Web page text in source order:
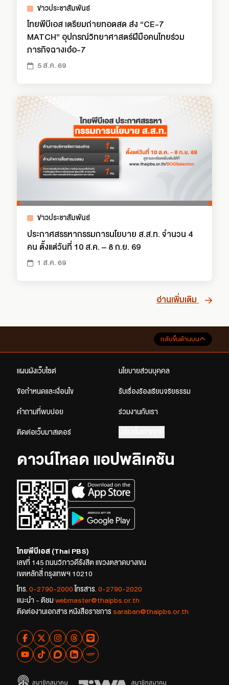
ข่าวประชาสัมพันธ์
ไทยพีบีเอส เตรียมถ่ายทอดสด ส่ง “CE-7
MATCH” อุปกรณ์วิทยาศาสตร์ฝีมือคนไทยร่วม
ภารกิจฉางเอ๋อ-7
5 ส.ค. 69
ข่าวประชาสัมพันธ์
ประกาศสรรหากรรมการนโยบาย ส.ส.ท. จำนวน 4
คน ตั้งแต่วันที่ 10 ส.ค. – 8 ก.ย. 69
1 ส.ค. 69
อ่านเพิ่มเติม
กลับขึ้นด้านบน
แผนผังเว็บไซต์ นโยบายส่วนบุคคล
ข้อกำหนดและเงื่อนไข รับเรื่องร้องเรียนจริยธรรม
คำถามที่พบบ่อย ร่วมงานกับเรา
ติดต่อเว็บมาสเตอร์
ดาวน์โหลด แอปพลิเคชัน
ไทยพีบีเอส (Thai PBS)
เลขที่ 145 ถนนวิภาวดีรังสิต แขวงตลาดบางเขน
เขตหลักสี่ กรุงเทพฯ 10210
โทร. 0-2790-2000 โทรสาร. 0-2790-2020
แนะนำ - ติชม webmaster@thaipbs.or.th
ติดต่องานเอกสาร หนังสือราชการ saraban@thaipbs.or.th